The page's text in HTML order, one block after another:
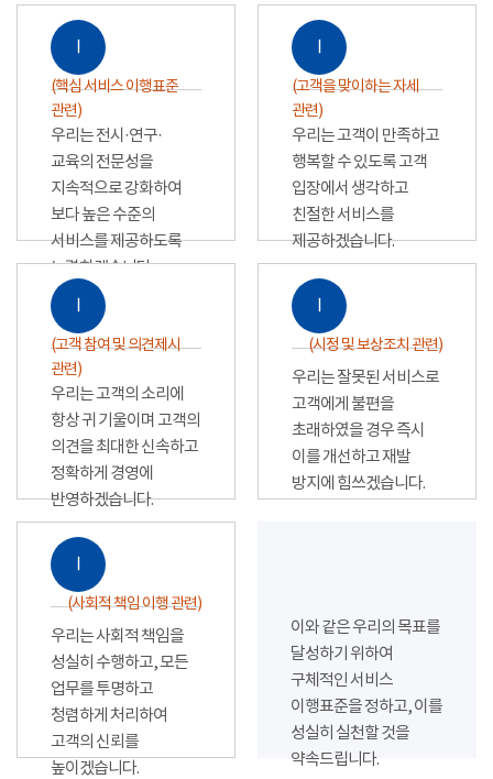
Ⅰ
(핵심 서비스 이행표준
관련)
우리는 전시·연구·
교육의 전문성을
지속적으로 강화하여
보다 높은 수준의
서비스를 제공하도록
노력하겠습니다.
Ⅰ
(고객을 맞이하는 자세
관련)
우리는 고객이 만족하고
행복할 수 있도록 고객
입장에서 생각하고
친절한 서비스를
제공하겠습니다.
Ⅰ
(고객 참여 및 의견제시
관련)
우리는 고객의 소리에
항상 귀 기울이며 고객의
의견을 최대한 신속하고
정확하게 경영에
반영하겠습니다.
Ⅰ
(시정 및 보상조치 관련)
우리는 잘못된 서비스로
고객에게 불편을
초래하였을 경우 즉시
이를 개선하고 재발
방지에 힘쓰겠습니다.
Ⅰ
(사회적 책임 이행 관련)
우리는 사회적 책임을
성실히 수행하고, 모든
업무를 투명하고
청렴하게 처리하여
고객의 신뢰를
높이겠습니다.
이와 같은 우리의 목표를
달성하기 위하여
구체적인 서비스
이행표준을 정하고, 이를
성실히 실천할 것을
약속드립니다.